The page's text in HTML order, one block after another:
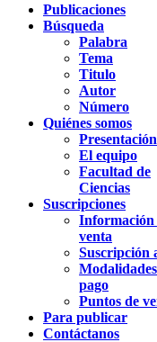
Publicaciones
Búsqueda
Palabra
Tema
Titulo
Autor
Número
Quiénes somos
Presentación
El equipo
Facultad de
Ciencias
Suscripciones
Información
venta
Suscripción
pago
Puntos de
Para publicar
Contáctanos